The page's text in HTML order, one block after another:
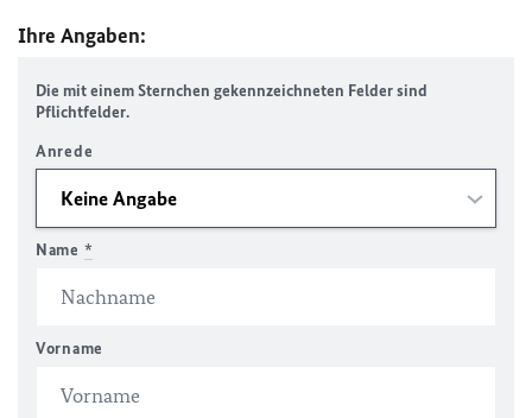
Ihre Angaben:
Die mit einem Sternchen gekennzeichneten Felder sind
Pflichtfelder.
Anrede
Name *
Vorname